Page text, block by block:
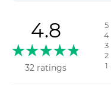
4.8
32 ratings
5
4
3
2
1